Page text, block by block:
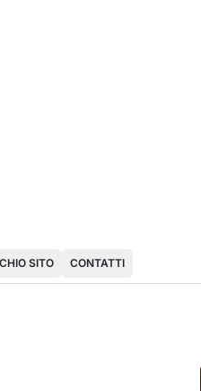
SITO CONTATTI